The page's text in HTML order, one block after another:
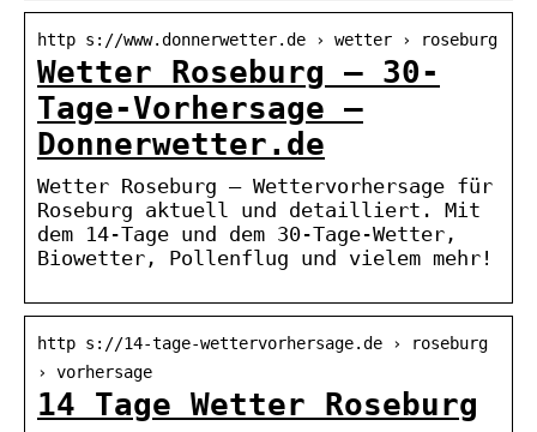
http s://www.donnerwetter.de › wetter › roseburg
Wetter Roseburg – 30-
Tage-Vorhersage –
Donnerwetter.de
Wetter Roseburg – Wettervorhersage für
Roseburg aktuell und detailliert. Mit
dem 14-Tage und dem 30-Tage-Wetter,
Biowetter, Pollenflug und vielem mehr!
http s://14-tage-wettervorhersage.de › roseburg
› vorhersage
14 Tage Wetter Roseburg